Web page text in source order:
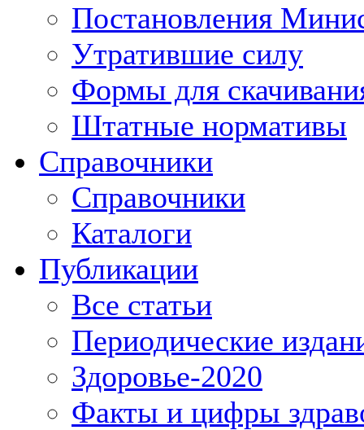
Постановления
Утратившие силу
Формы для
Штатные нормативы
Справочники
Справочники
Каталоги
Публикации
Все статьи
Периодические
Здоровье-2020
Факты и цифры